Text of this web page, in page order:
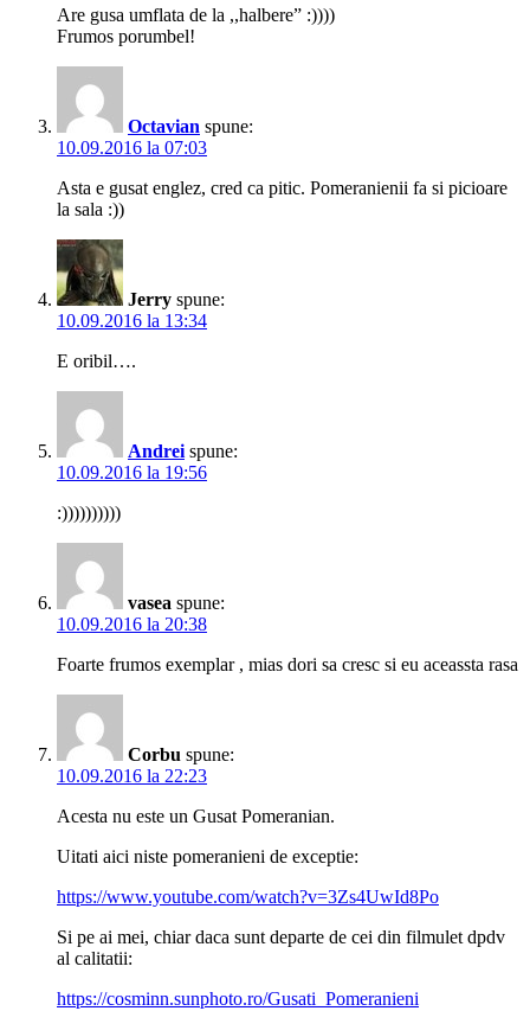
Are gusa umflata de la ,,halbere” :))))
Frumos porumbel!
Octavian spune:
10.09.2016 la 07:03
Asta e gusat englez, cred ca pitic. Pomeranienii fa si picioare
la sala :))
Jerry spune:
10.09.2016 la 13:34
E oribil….
Andrei spune:
10.09.2016 la 19:56
:))))))))))
vasea spune:
10.09.2016 la 20:38
Foarte frumos exemplar , mias dori sa cresc si eu aceassta rasa
Corbu spune:
10.09.2016 la 22:23
Acesta nu este un Gusat Pomeranian.
Uitati aici niste pomeranieni de exceptie:
https://www.youtube.com/watch?v=3Zs4UwId8Po
Si pe ai mei, chiar daca sunt departe de cei din filmulet dpdv
al calitatii:
https://cosminn.sunphoto.ro/Gusati_Pomeranieni